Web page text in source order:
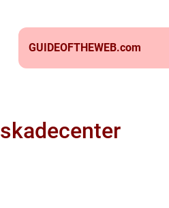
GUIDEOFTHEWEB.com
skadecenter